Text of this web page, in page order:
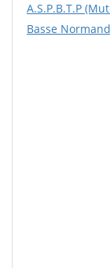
A.S.P.B.T.P
Basse